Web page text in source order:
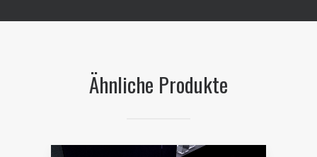
Ähnliche Produkte